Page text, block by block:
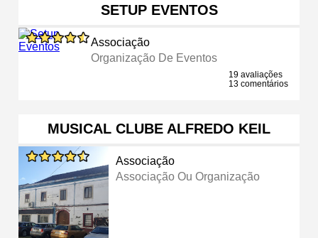
SETUP EVENTOS
Associação
Organização De Eventos
19 avaliações
13 comentários
MUSICAL CLUBE ALFREDO KEIL
Associação
Associação Ou Organização